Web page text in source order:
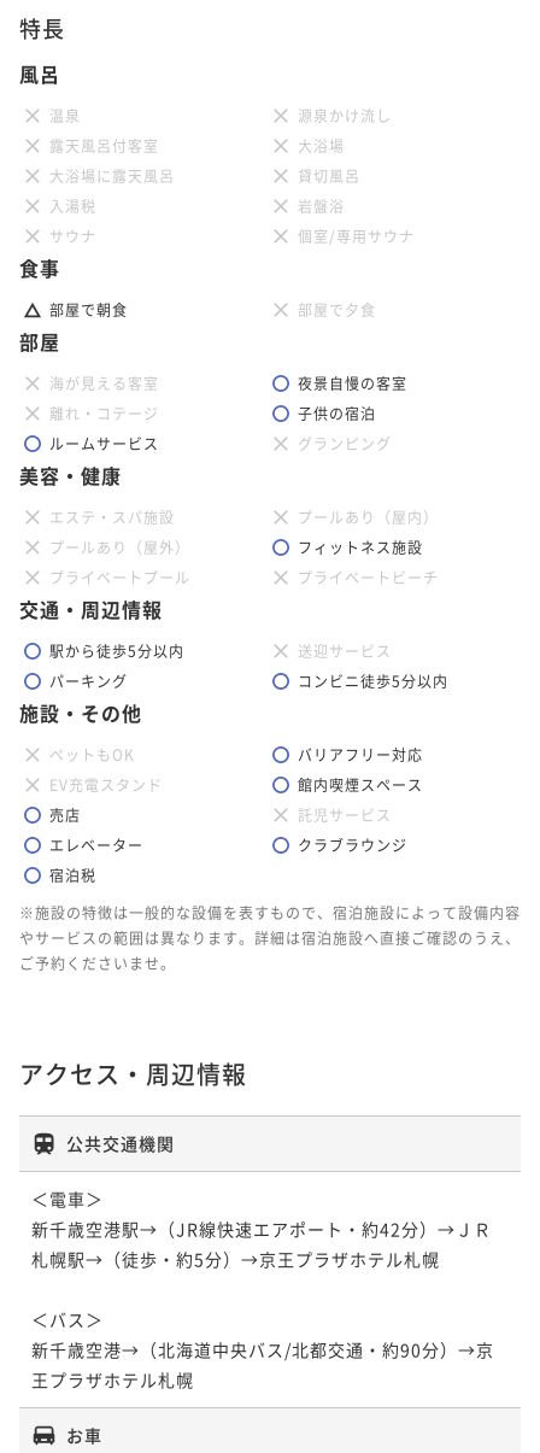
特長
風呂
温泉
源泉かけ流し
露天風呂付客室
大浴場
大浴場に露天風呂
貸切風呂
入湯税
岩盤浴
サウナ
個室/専用サウナ
食事
部屋で朝食 部屋で夕食
部屋
海が見える客室
夜景自慢の客室
離れ・コテージ
子供の宿泊
ルームサービス
グランピング
美容・健康
エステ・スパ施設
プールあり（屋内）
プールあり（屋外）
フィットネス施設
プライベートプール
プライベートビーチ
交通・周辺情報
駅から徒歩5分以内
送迎サービス
パーキング
コンビニ徒歩5分以内
施設・その他
ペットもOK
バリアフリー対応
EV充電スタンド
館内喫煙スペース
売店
託児サービス
エレベーター
クラブラウンジ
宿泊税
※施設の特徴は一般的な設備を表すもので、宿泊施設によって設備内容
やサービスの範囲は異なります。詳細は宿泊施設へ直接ご確認のうえ、
ご予約くださいませ。
アクセス・周辺情報
公共交通機関
＜電車＞
新千歳空港駅→（JR線快速エアポート・約42分）→ＪＲ
札幌駅→（徒歩・約5分）→京王プラザホテル札幌
＜バス＞
新千歳空港→（北海道中央バス/北都交通・約90分）→京
王プラザホテル札幌
お車